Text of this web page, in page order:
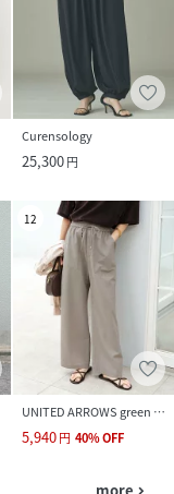
Curensology
25,300円
12
UNITED ARROWS green label relaxing
5,940円 40%OFF
more